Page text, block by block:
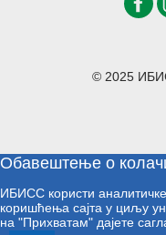
© 2025
Обавештење о
ИБИСС користи
коришћења сајта у циљу
на "Прихватам" дајете